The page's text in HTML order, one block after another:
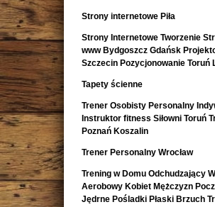
Strony internetowe Piła
Strony Internetowe Tworzenie
www Bydgoszcz Gdańsk
Szczecin Pozycjonowanie Toruń
Tapety ścienne
Trener Osobisty Personalny
Instruktor fitness Siłowni Toruń
Poznań Koszalin
Trener Personalny Wrocław
Trening w Domu Odchudzający
Aerobowy Kobiet Mężczyzn
Jędrne Pośladki Płaski Brzuch